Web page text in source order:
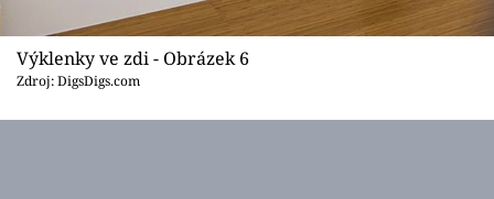
Výklenky ve zdi - Obrázek 6
Zdroj: DigsDigs.com